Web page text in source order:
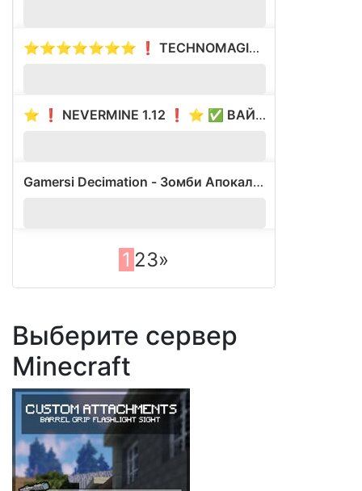
⭐⭐⭐⭐⭐⭐⭐ ❗ TECHNOMAGIC ❗ ⭐⭐⭐⭐⭐⭐⭐ ⚡ ВАЙП 10.08 ⚡
⭐ ❗ NEVERMINE 1.12 ❗ ⭐ ✅ ВАЙП 6.11 ✅
Gamersi Decimation - Зомби Апокалипсис
1 23»
Выберите сервер
Minecraft